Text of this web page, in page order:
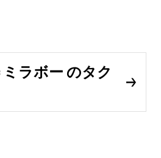
ラボー のタク